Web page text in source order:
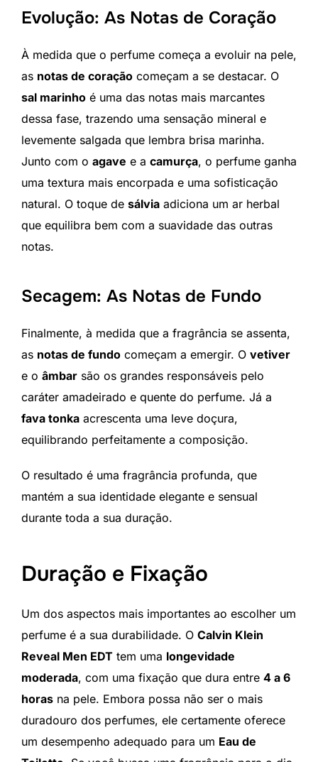
Evolução: As Notas de Coração
À medida que o perfume começa a evoluir na pele,
as notas de coração começam a se destacar. O
sal marinho é uma das notas mais marcantes
dessa fase, trazendo uma sensação mineral e
levemente salgada que lembra brisa marinha.
Junto com o agave e a camurça, o perfume ganha
uma textura mais encorpada e uma sofisticação
natural. O toque de sálvia adiciona um ar herbal
que equilibra bem com a suavidade das outras
notas.
Secagem: As Notas de Fundo
Finalmente, à medida que a fragrância se assenta,
as notas de fundo começam a emergir. O vetiver
e o âmbar são os grandes responsáveis pelo
caráter amadeirado e quente do perfume. Já a
fava tonka acrescenta uma leve doçura,
equilibrando perfeitamente a composição.
O resultado é uma fragrância profunda, que
mantém a sua identidade elegante e sensual
durante toda a sua duração.
Duração e Fixação
Um dos aspectos mais importantes ao escolher um
perfume é a sua durabilidade. O Calvin Klein
Reveal Men EDT tem uma longevidade
moderada, com uma fixação que dura entre 4 a 6
horas na pele. Embora possa não ser o mais
duradouro dos perfumes, ele certamente oferece
um desempenho adequado para um Eau de